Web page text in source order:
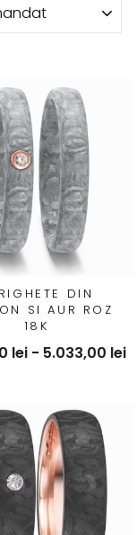
DIN
SI AUR ROZ
18K
lei - 5.033,00 lei